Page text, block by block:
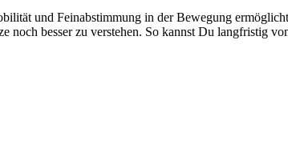
und Feinabstimmung in der Bewegung
besser zu verstehen. So kannst Du langfristig